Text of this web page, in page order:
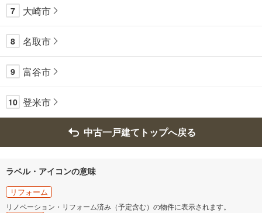
7 大崎市
8 名取市
9 富谷市
10 登米市
中古一戸建てトップへ戻る
ラベル・アイコンの意味
リフォーム
リノベーション・リフォーム済み（予定含む）の物件に表示されます。